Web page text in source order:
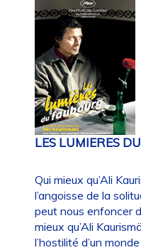
LES LUMIERES
Qui mieux qu’Ali
l’angoisse de la
peut nous enfoncer
mieux qu’Ali
l’hostilité d’un